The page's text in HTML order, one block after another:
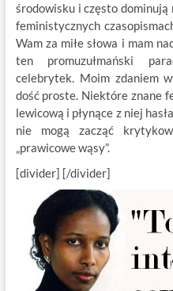
środowisku i często
feministycznych
Wam za miłe słowa i mam
ten promuzułmański
celebrytek. Moim zdaniem
dość proste. Niektóre znane
lewicową i płynące z niej
nie mogą zacząć
„prawicowe wąsy”.
[divider] [/divider]